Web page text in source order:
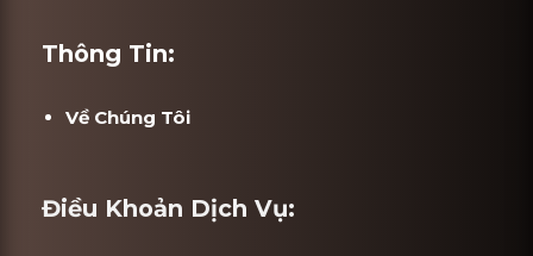
Thông Tin:
Về Chúng Tôi
Điều Khoản Dịch Vụ: